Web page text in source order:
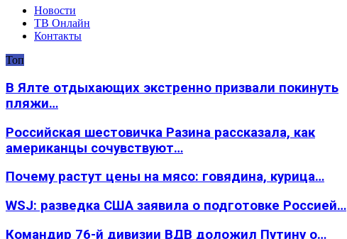
Новости
ТВ Онлайн
Контакты
Топ
В Ялте отдыхающих экстренно призвали покинуть
пляжи…
Российская шестовичка Разина рассказала, как
американцы сочувствуют…
Почему растут цены на мясо: говядина, курица…
WSJ: разведка США заявила о подготовке Россией…
Командир 76-й дивизии ВДВ доложил Путину о…